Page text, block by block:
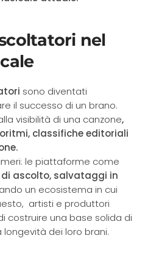
nel
sono diventati
il successo di un brano.
visibilità di una canzone,
classifiche editoriali
le piattaforme come
ascolto, salvataggi in
un ecosistema in cui
artisti e produttori
costruire una base solida di
dei loro brani.